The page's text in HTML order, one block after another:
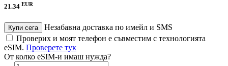
21.34 EUR
Купи сега
Незабавна доставка по имейл и SMS
Проверих и моят телефон е съвместим с технологията
eSIM. Проверете тук
От колко eSIM-и имаш нужда?